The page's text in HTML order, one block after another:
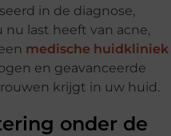
in de diagnose,
last heeft van acne,
medische huidkliniek
en geavanceerde
krijgt in uw huid.
onder de